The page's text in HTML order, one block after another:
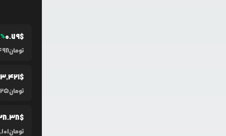
%0.79$
تومان
$
تومان
$
تومان